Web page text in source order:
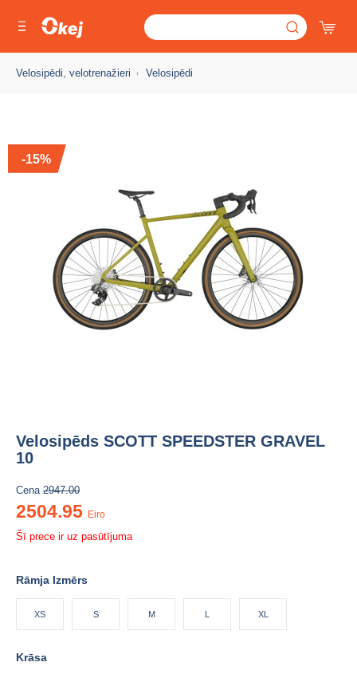
Velosipēdi, velotrenažieri Velosipēdi
-15%
Velosipēds SCOTT SPEEDSTER GRAVEL
10
Cena 2947.00
2504.95 Eiro
Šī prece ir uz pasūtījuma
Rāmja Izmērs
XS S M L XL
Krāsa